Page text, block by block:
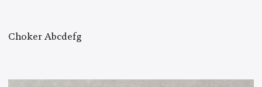
Choker Abcdefg